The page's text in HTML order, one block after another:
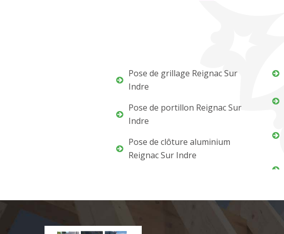
Pose de grillage Reignac Sur
Indre
Pose de portillon Reignac Sur
Indre
Pose de clôture aluminium
Reignac Sur Indre